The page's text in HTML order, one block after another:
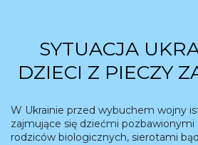
SYTUACJA
DZIECI Z PIECZY
W Ukrainie przed wybuchem wojny
zajmujące się dziećmi pozbawionymi
rodziców biologicznych, sierotami